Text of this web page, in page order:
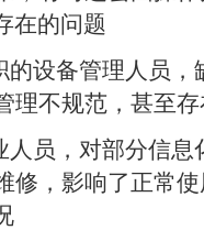
在的问题
的设备管理人员
理不规范，甚至
人员，对部分信
，影响了正常使